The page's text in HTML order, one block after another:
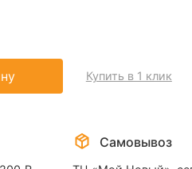
Купить в 1 клик
Самовывоз